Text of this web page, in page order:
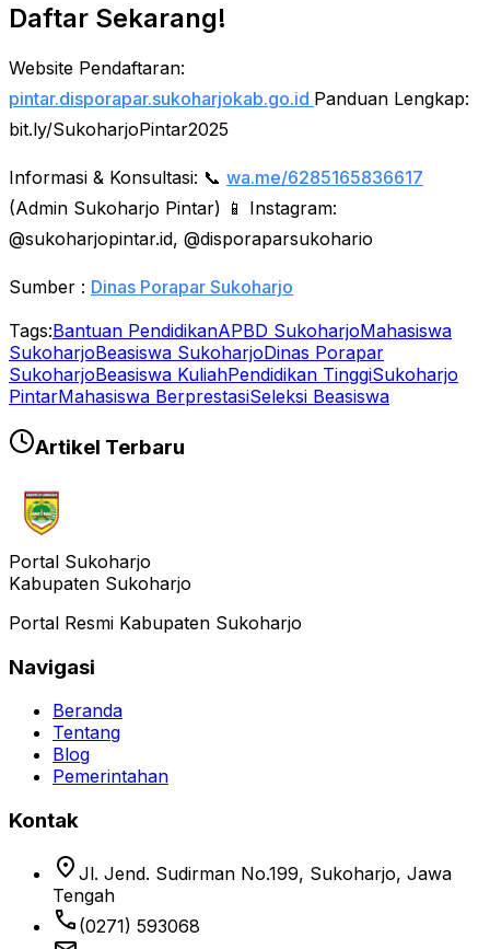
Daftar Sekarang!
Website Pendaftaran:
pintar.disporapar.sukoharjokab.go.id Panduan Lengkap:
bit.ly/SukoharjoPintar2025
Informasi & Konsultasi: 📞 wa.me/6285165836617
(Admin Sukoharjo Pintar) 📱 Instagram:
@sukoharjopintar.id, @disporaparsukohario
Sumber : Dinas Porapar Sukoharjo
Tags:Bantuan PendidikanAPBD SukoharjoMahasiswa
SukoharjoBeasiswa SukoharjoDinas Porapar
SukoharjoBeasiswa KuliahPendidikan TinggiSukoharjo
PintarMahasiswa BerprestasiSeleksi Beasiswa
Artikel Terbaru
Portal Sukoharjo
Kabupaten Sukoharjo
Portal Resmi Kabupaten Sukoharjo
Navigasi
Beranda
Tentang
Blog
Pemerintahan
Kontak
location_on Jl. Jend. Sudirman No.199, Sukoharjo, Jawa
Tengah
phone (0271) 593068